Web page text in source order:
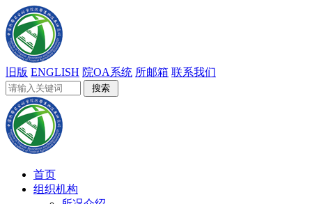
旧版 ENGLISH 院OA系统 所邮箱 联系我们
首页
组织机构